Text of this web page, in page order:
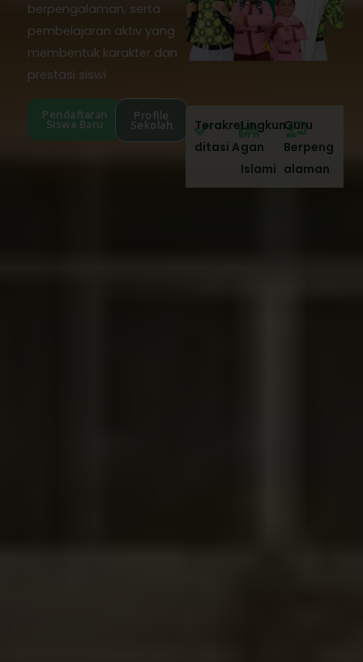
berpengalaman, serta
pembelajaran aktiv yang
membentuk karakter dan
prestasi siswi
Pendaftaran
Siswa Baru
Profile
Sekolah
Terakre
ditasi A
Lingkun
gan
Islami
Guru
Berpeng
alaman